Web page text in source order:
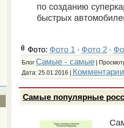
по созданию
быстрых
Фото: Фото 1· Фото 2·
Блог Самые - самые|
Дата: 25.01.2016 |
Самые популярные